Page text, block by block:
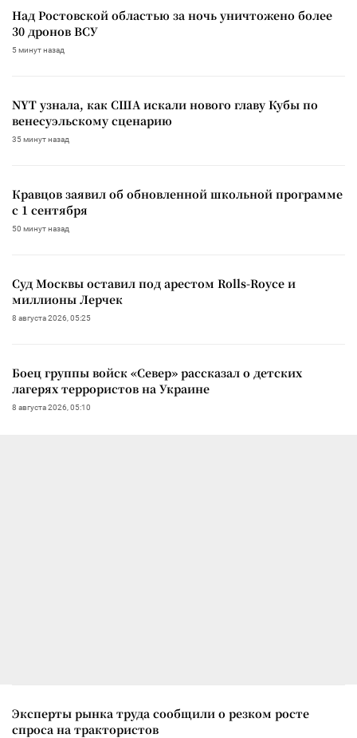
Над Ростовской областью за ночь уничтожено более
30 дронов ВСУ
5 минут назад
NYT узнала, как США искали нового главу Кубы по
венесуэльскому сценарию
35 минут назад
Кравцов заявил об обновленной школьной программе
с 1 сентября
50 минут назад
Суд Москвы оставил под арестом Rolls-Royce и
миллионы Лерчек
8 августа 2026, 05:25
Боец группы войск «Север» рассказал о детских
лагерях террористов на Украине
8 августа 2026, 05:10
Эксперты рынка труда сообщили о резком росте
спроса на трактористов